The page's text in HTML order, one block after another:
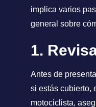
implica varios
general sobre
1.
Antes de
si estás cubierto,
motociclista,